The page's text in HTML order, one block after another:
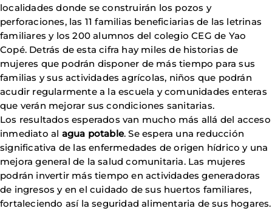
localidades donde se construirán los pozos y
perforaciones, las 11 familias beneficiarias de las letrinas
familiares y los 200 alumnos del colegio CEG de Yao
Copé. Detrás de esta cifra hay miles de historias de
mujeres que podrán disponer de más tiempo para sus
familias y sus actividades agrícolas, niños que podrán
acudir regularmente a la escuela y comunidades enteras
que verán mejorar sus condiciones sanitarias.
Los resultados esperados van mucho más allá del acceso
inmediato al agua potable. Se espera una reducción
significativa de las enfermedades de origen hídrico y una
mejora general de la salud comunitaria. Las mujeres
podrán invertir más tiempo en actividades generadoras
de ingresos y en el cuidado de sus huertos familiares,
fortaleciendo así la seguridad alimentaria de sus hogares.